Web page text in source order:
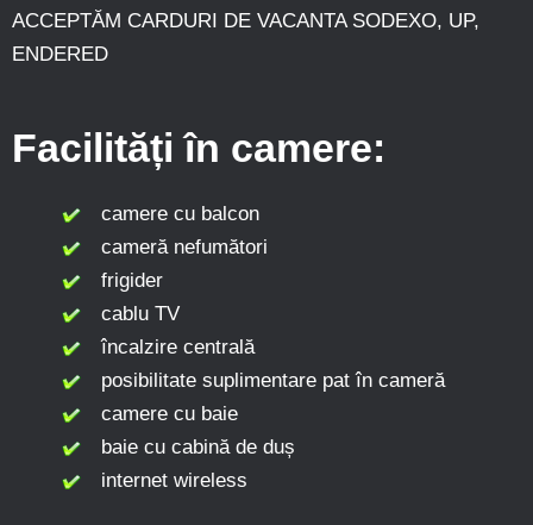
ACCEPTĂM CARDURI DE VACANTA SODEXO, UP,
ENDERED
Facilități în camere:
camere cu balcon
cameră nefumători
frigider
cablu TV
încalzire centrală
posibilitate suplimentare pat în cameră
camere cu baie
baie cu cabină de duș
internet wireless